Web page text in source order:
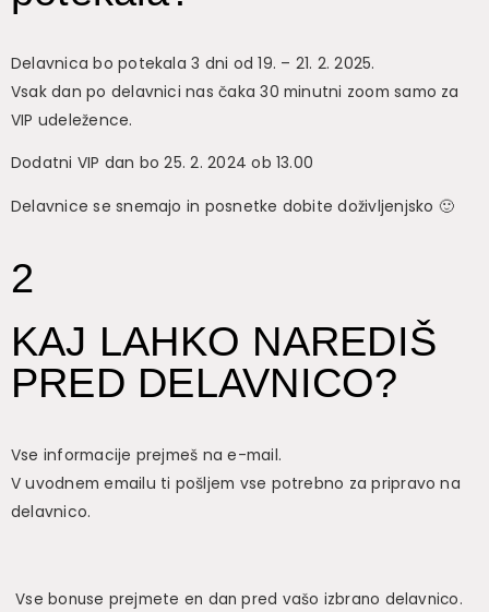
Delavnica bo potekala 3 dni od 19. – 21. 2. 2025.
Vsak dan po delavnici nas čaka 30 minutni zoom samo za
VIP udeležence.
Dodatni VIP dan bo 25. 2. 2024 ob 13.00
Delavnice se snemajo in posnetke dobite doživljenjsko 🙂
2
KAJ LAHKO NAREDIŠ
PRED DELAVNICO?
Vse informacije prejmeš na e-mail.
V uvodnem emailu ti pošljem vse potrebno za pripravo na
delavnico.
Vse bonuse prejmete en dan pred vašo izbrano delavnico.